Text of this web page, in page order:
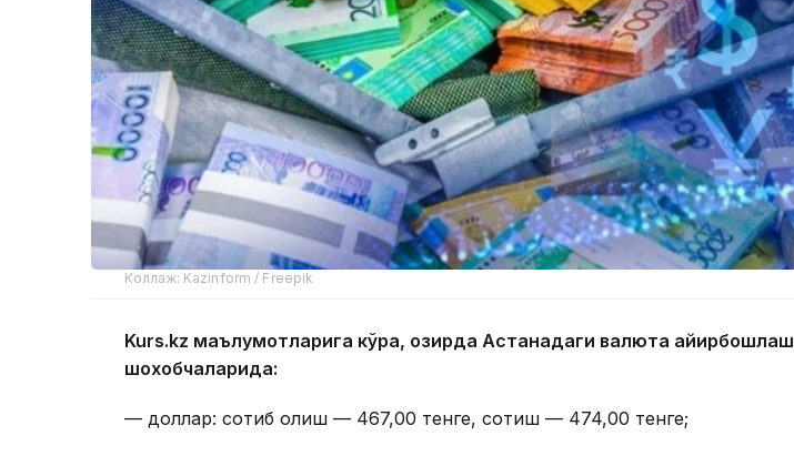
Коллаж: Kazinform / Freepik
Kurs.kz маълумотларига кўра, ҳозирда Астанадаги валюта айирбошлаш
шохобчаларида:
— доллар: сотиб олиш — 467,00 тенге, сотиш — 474,00 тенге;